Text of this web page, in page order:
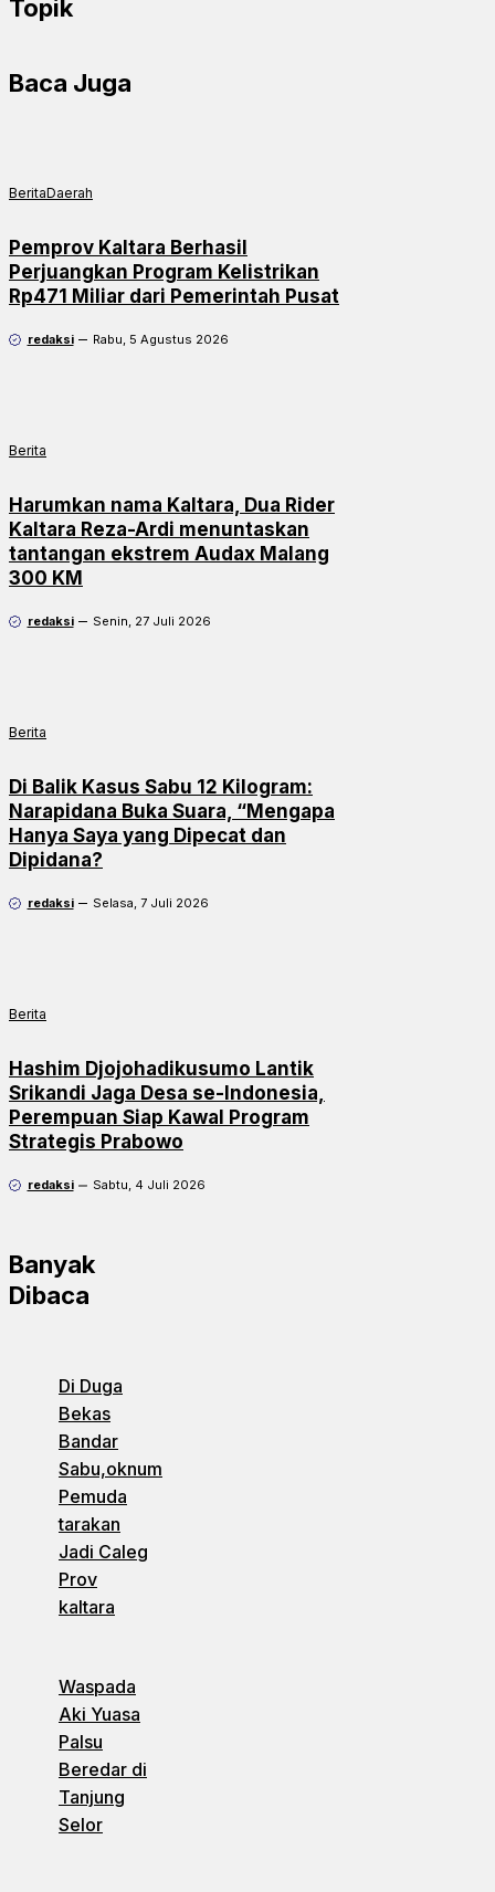
Topik
Baca Juga
BeritaDaerah
Pemprov Kaltara Berhasil
Perjuangkan Program Kelistrikan
Rp471 Miliar dari Pemerintah Pusat
redaksi Rabu, 5 Agustus 2026
Berita
Harumkan nama Kaltara, Dua Rider
Kaltara Reza-Ardi menuntaskan
tantangan ekstrem Audax Malang
300 KM
redaksi Senin, 27 Juli 2026
Berita
Di Balik Kasus Sabu 12 Kilogram:
Narapidana Buka Suara, “Mengapa
Hanya Saya yang Dipecat dan
Dipidana?
redaksi Selasa, 7 Juli 2026
Berita
Hashim Djojohadikusumo Lantik
Srikandi Jaga Desa se-Indonesia,
Perempuan Siap Kawal Program
Strategis Prabowo
redaksi Sabtu, 4 Juli 2026
Banyak
Dibaca
Di Duga
Bekas
Bandar
Sabu,oknum
Pemuda
tarakan
Jadi Caleg
Prov
kaltara
Waspada
Aki Yuasa
Palsu
Beredar di
Tanjung
Selor